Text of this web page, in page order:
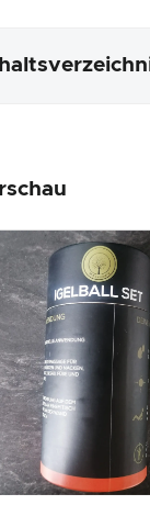
Der Praxistest
Preis-/
Gesamtergebnis